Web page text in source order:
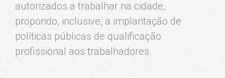
autorizados a trabalhar na cidade,
propondo, inclusive, a implantação de
políticas públicas de qualificação
profissional aos trabalhadores.